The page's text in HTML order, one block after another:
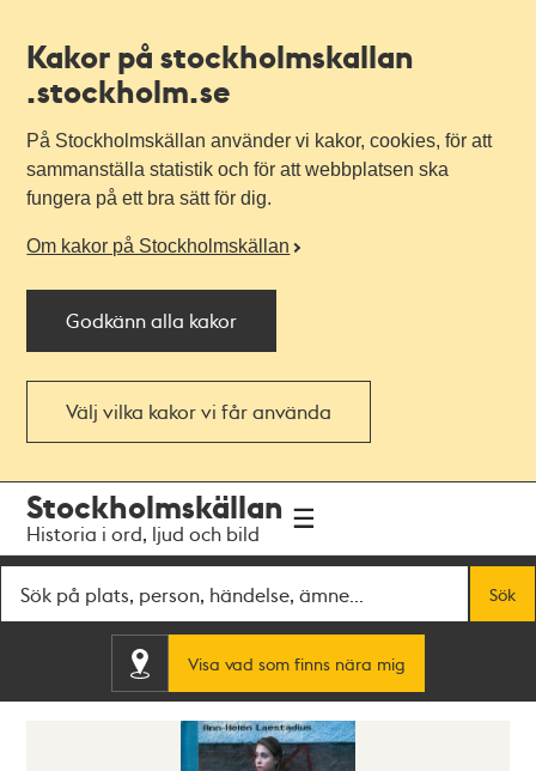
Kakor på stockholmskallan
.stockholm.se
På Stockholmskällan använder vi kakor, cookies, för att
sammanställa statistik och för att webbplatsen ska
fungera på ett bra sätt för dig.
Om kakor på Stockholmskällan
Godkänn alla kakor
Välj vilka kakor vi får använda
navigationen
huvudinnehållet
Stockholmskällan
Historia i ord, ljud och bild
Sök
Visa vad som finns nära mig